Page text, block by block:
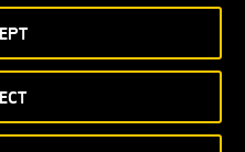
en el resto de